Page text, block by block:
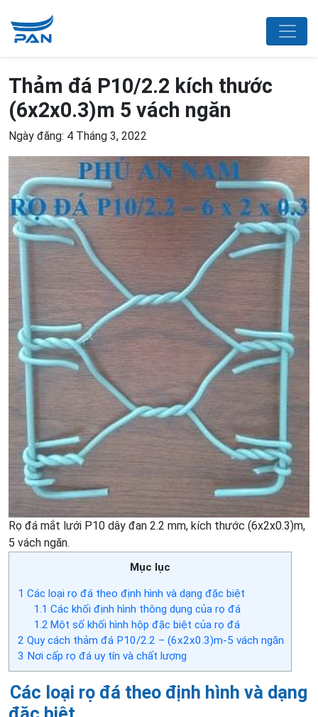
Thảm đá P10/2.2 kích thước
(6x2x0.3)m 5 vách ngăn
Ngày đăng: 4 Tháng 3, 2022
Rọ đá mắt lưới P10 dây đan 2.2 mm, kích thước (6x2x0.3)m,
5 vách ngăn.
Mục lục
1 Các loại rọ đá theo định hình và dạng đặc biệt
1.1 Các khối định hình thông dụng của rọ đá
1.2Một số khối hình hộp đặc biệt của rọ đá
2 Quy cách thảm đá P10/2.2 – (6x2x0.3)m-5 vách ngăn
3 Nơi cấp rọ đá uy tín và chất lượng
Các loại rọ đá theo định hình và dạng